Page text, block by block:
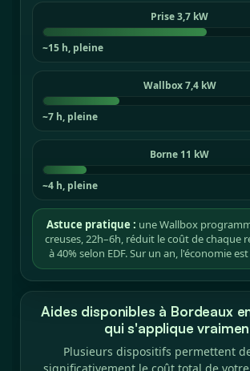
Prise 3,7 kW
~15 h, pleine
Wallbox 7,4 kW
~7 h, pleine
Borne 11 kW
~4 h, pleine
Astuce pratique : une Wallbox
creuses, 22h–6h, réduit le coût de chaque
à 40% selon EDF. Sur un an, l'économie
Aides disponibles à Bordeaux
qui s'applique
Plusieurs dispositifs permettent